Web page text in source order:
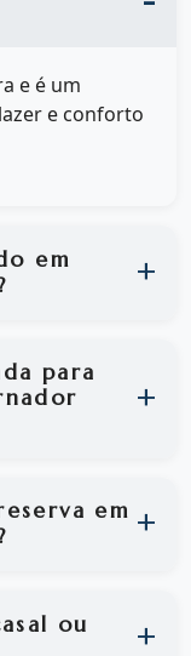
e é um
e conforto
em
para
em
ou